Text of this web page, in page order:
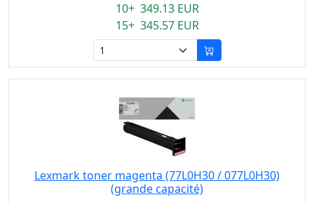
10+ 349.13 EUR
15+ 345.57 EUR
Lexmark toner magenta (77L0H30 / 077L0H30)
(grande capacité)